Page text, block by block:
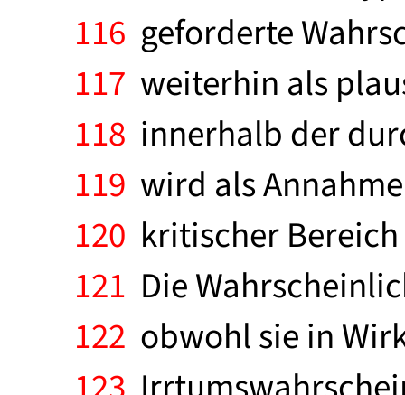
116 geforderte
117 weiterhin als
118 innerhalb der
119 wird als
120 kritischer
121 Die
122 obwohl sie in